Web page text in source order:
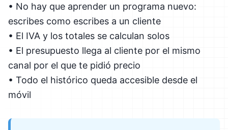
• No hay que aprender un programa nuevo:
escribes como escribes a un cliente
• El IVA y los totales se calculan solos
• El presupuesto llega al cliente por el mismo
canal por el que te pidió precio
• Todo el histórico queda accesible desde el
móvil